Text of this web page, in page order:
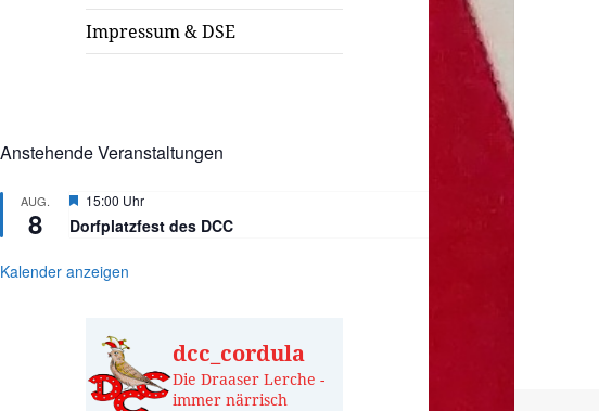
Impressum & DSE
Anstehende Veranstaltungen
AUG.
8
Hervorgehoben
15:00 Uhr
Dorfplatzfest des DCC
Kalender anzeigen
dcc_cordula
Die Draaser Lerche -
immer närrisch